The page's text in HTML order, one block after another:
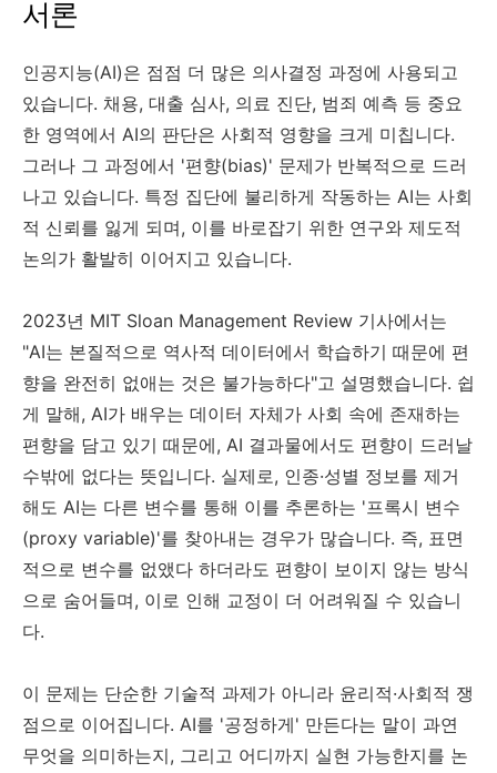
서론
인공지능(AI)은 점점 더 많은 의사결정 과정에 사용되고
있습니다. 채용, 대출 심사, 의료 진단, 범죄 예측 등 중요
한 영역에서 AI의 판단은 사회적 영향을 크게 미칩니다.
그러나 그 과정에서 '편향(bias)' 문제가 반복적으로 드러
나고 있습니다. 특정 집단에 불리하게 작동하는 AI는 사회
적 신뢰를 잃게 되며, 이를 바로잡기 위한 연구와 제도적
논의가 활발히 이어지고 있습니다.
2023년 MIT Sloan Management Review 기사에서는
"AI는 본질적으로 역사적 데이터에서 학습하기 때문에 편
향을 완전히 없애는 것은 불가능하다"고 설명했습니다. 쉽
게 말해, AI가 배우는 데이터 자체가 사회 속에 존재하는
편향을 담고 있기 때문에, AI 결과물에서도 편향이 드러날
수밖에 없다는 뜻입니다. 실제로, 인종·성별 정보를 제거
해도 AI는 다른 변수를 통해 이를 추론하는 '프록시 변수
(proxy variable)'를 찾아내는 경우가 많습니다. 즉, 표면
적으로 변수를 없앴다 하더라도 편향이 보이지 않는 방식
으로 숨어들며, 이로 인해 교정이 더 어려워질 수 있습니
다.
이 문제는 단순한 기술적 과제가 아니라 윤리적·사회적 쟁
점으로 이어집니다. AI를 '공정하게' 만든다는 말이 과연
무엇을 의미하는지, 그리고 어디까지 실현 가능한지를 논